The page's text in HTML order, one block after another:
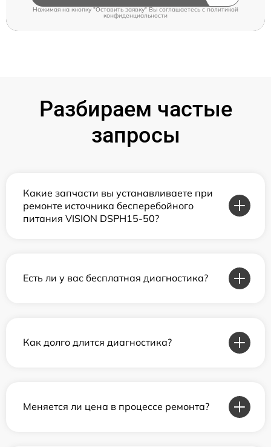
Нажимая на кнопку "Оставить заявку" Вы соглашаетесь cполитикой
конфиденциальности
Разбираем частые
запросы
Какие запчасти вы устанавливаете при
ремонте источника бесперебойного
питания VISION DSPH15-50?
Есть ли у вас бесплатная диагностика?
Как долго длится диагностика?
Меняется ли цена в процессе ремонта?